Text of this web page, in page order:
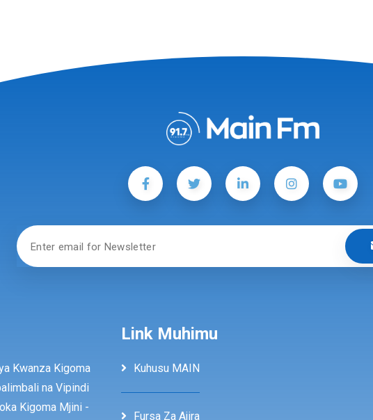
Kwanza Kigoma
na Vipindi
Kigoma Mjini -
Link Muhimu
Kuhusu MAIN
Fursa Za Ajira